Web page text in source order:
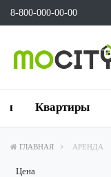
8-800-000-00-00
Квартиры
ГЛАВНАЯ АРЕНДА
Цена